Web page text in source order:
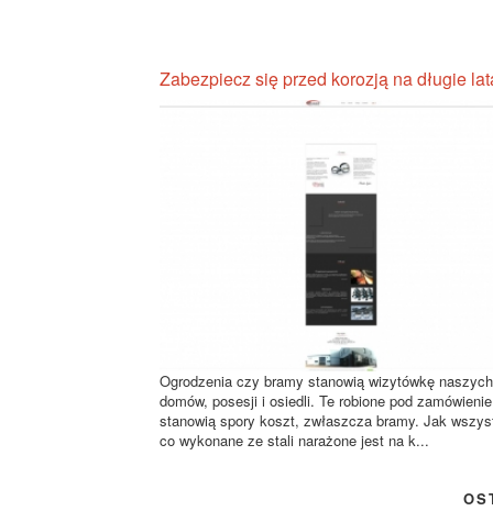
Zabezpiecz się przed korozją na długie
Ogrodzenia czy bramy stanowią wizytówkę naszych
domów, posesji i osiedli. Te robione pod zamówienie
stanowią spory koszt, zwłaszcza bramy. Jak
co wykonane ze stali narażone jest na k...